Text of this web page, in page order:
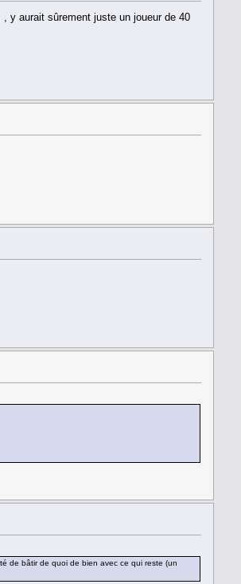
y aurait sûrement juste un joueur de 40
de bâtir de quoi de bien avec ce qui reste (un